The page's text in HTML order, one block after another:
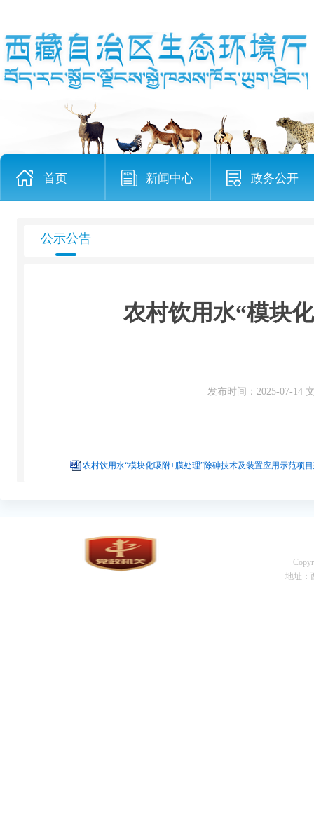
首页 新闻中心 政务公开
公示公告
农村饮用水“模块
发布时间：2025-07-14
农村饮用水“模块化吸附+膜处理”除砷技术及装置应用示范项
地址：